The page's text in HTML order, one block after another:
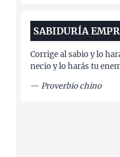
SABIDURÍA
Corrige al sabio y lo
necio y lo harás tu
— Proverbio chino